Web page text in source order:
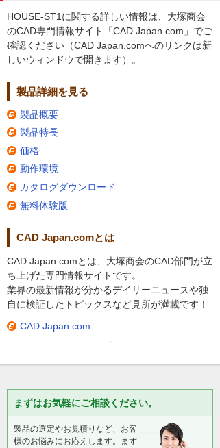
HOUSE-ST1に関する詳しい情報は、大塚商会
のCAD専門情報サイト「CAD Japan.com」でご
確認ください（CAD Japan.comへのリンクは新
しいウィンドウで開きます）。
製品詳細を見る
製品概要
製品特長
価格
動作環境
カタログダウンロード
無料体験版
CAD Japan.comとは
CAD Japan.comとは、大塚商会のCAD部門が立
ち上げた専門情報サイトです。
業界の最新情報が分かるデイリーニュースや独
自に検証したトピックスなど見所が満載です！
CAD Japan.com
まずはお気軽にご相談ください。
製品の選定やお見積りなど、お客
様のお悩みにお応えします。まず